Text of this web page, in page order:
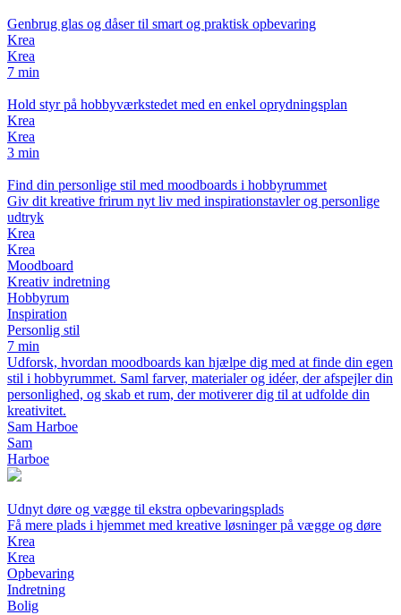
Genbrug glas og dåser til smart og praktisk opbevaring
Krea
Krea
7 min
Hold styr på hobbyværkstedet med en enkel oprydningsplan
Krea
Krea
3 min
Find din personlige stil med moodboards i hobbyrummet
Giv dit kreative frirum nyt liv med inspirationstavler og personlige
udtryk
Krea
Krea
Moodboard
Kreativ indretning
Hobbyrum
Inspiration
Personlig stil
7 min
Udforsk, hvordan moodboards kan hjælpe dig med at finde din egen
stil i hobbyrummet. Saml farver, materialer og idéer, der afspejler din
personlighed, og skab et rum, der motiverer dig til at udfolde din
kreativitet.
Sam Harboe
Sam
Harboe
Udnyt døre og vægge til ekstra opbevaringsplads
Få mere plads i hjemmet med kreative løsninger på vægge og døre
Krea
Krea
Opbevaring
Indretning
Bolig